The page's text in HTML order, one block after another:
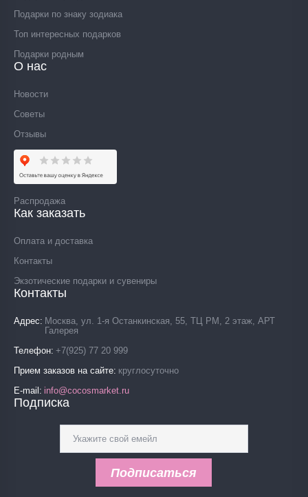
Подарки по знаку зодиака
Топ интересных подарков
Подарки родным
О нас
Новости
Советы
Отзывы
Распродажа
Как заказать
Оплата и доставка
Контакты
Экзотические подарки и сувениры
Контакты
Адрес
Москва, ул. 1-я Останкинская, 55, ТЦ РМ, 2 этаж, АРТ
Галерея
Телефон +7(925) 77 20 999
Прием заказов на сайте круглосуточно
E-mail
info@cocosmarket.ru
Подписка
Подписаться